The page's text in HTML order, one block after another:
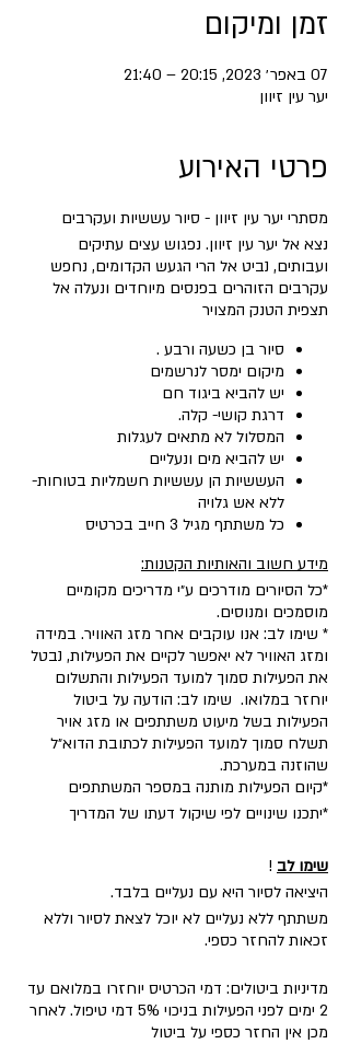
זמן ומיקום
07 באפר׳ 2023, 20:15 – 21:40
יער עין זיוון
פרטי האירוע
מסתרי יער עין זיוון - סיור עששיות ועקרבים
נצא אל יער עין זיוון. נפגוש עצים עתיקים
ועבותים, נביט אל הרי הגעש הקדומים, נחפש
עקרבים הזוהרים בפנסים מיוחדים ונעלה אל
תצפית הטנק המצויר
סיור בן כשעה ורבע .
מיקום ימסר לנרשמים
יש להביא ביגוד חם
דרגת קושי- קלה.
המסלול לא מתאים לעגלות
יש להביא מים ונעליים
העששיות הן עששיות חשמליות בטוחות-
ללא אש גלויה
כל משתתף מגיל 3 חייב בכרטיס
מידע חשוב והאותיות הקטנות:
*כל הסיורים מודרכים ע״י מדריכים מקומיים
מוסמכים ומנוסים.
* שימו לב: אנו עוקבים אחר מזג האוויר. במידה
ומזג האוויר לא יאפשר לקיים את הפעילות, נבטל
את הפעילות סמוך למועד הפעילות והתשלום
יוחזר במלואו. שימו לב: הודעה על ביטול
הפעילות בשל מיעוט משתתפים או מזג אויר
תשלח סמוך למועד הפעילות לכתובת הדוא״ל
שהוזנה במערכת.
​*קיום הפעילות מותנה במספר המשתתפים
*יתכנו שינויים לפי שיקול דעתו של המדריך
שימו לב !
היציאה לסיור היא עם נעליים בלבד.
משתתף ללא נעליים לא יוכל לצאת לסיור וללא
זכאות להחזר כספי.
מדיניות ביטולים: דמי הכרטיס יוחזרו במלואם עד
2 ימים לפני הפעילות בניכוי 5% דמי טיפול. לאחר
מכן אין החזר כספי על ביטול